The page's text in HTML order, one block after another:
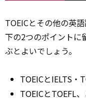
TOEICとその他の英
下の2つのポイントに
ぶとよいでしょう。
TOEICとIELTS・
TOEICとTOEFL